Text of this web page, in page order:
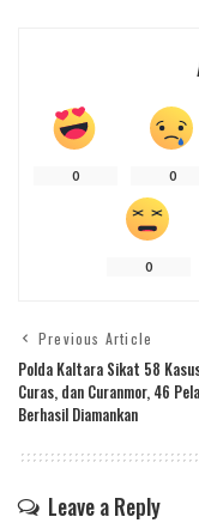
0 0
0
Previous Article
Polda Kaltara Sikat 58
Curas, dan Curanmor, 46
Berhasil Diamankan
Leave a Reply